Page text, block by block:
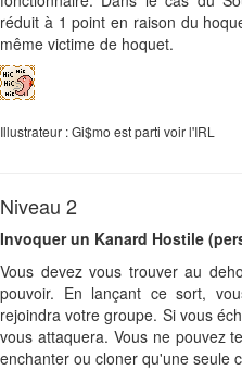
réduit à 1 point en raison du
même victime de hoquet.
Illustrateur : Gi$mo est parti voir l'IRL
Niveau 2
Invoquer un Kanard Hostile
Vous devez vous trouver au
pouvoir. En lançant ce sort,
rejoindra votre groupe. Si vous
vous attaquera. Vous ne pouvez
enchanter ou cloner qu'une seule